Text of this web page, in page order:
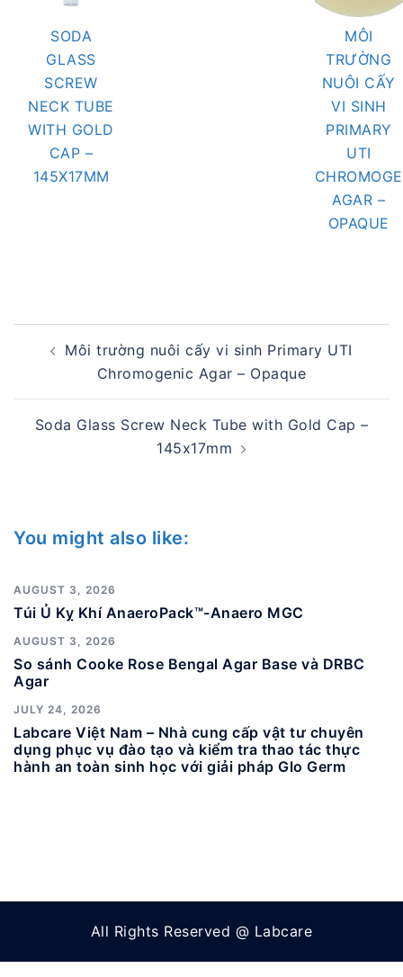
SODA
GLASS
SCREW
NECK TUBE
WITH GOLD
CAP –
145X17MM
MÔI
TRƯỜNG
NUÔI CẤY
VI SINH
PRIMARY
UTI
AGAR –
OPAQUE
navigation
Môi trường nuôi cấy vi sinh Primary UTI
Chromogenic Agar – Opaque
Soda Glass Screw Neck Tube with Gold Cap –
145x17mm
You might also like:
AUGUST 3, 2026
Túi Ủ Kỵ Khí AnaeroPack™-Anaero MGC
AUGUST 3, 2026
So sánh Cooke Rose Bengal Agar Base và DRBC
Agar
JULY 24, 2026
Labcare Việt Nam – Nhà cung cấp vật tư chuyên
dụng phục vụ đào tạo và kiểm tra thao tác thực
hành an toàn sinh học với giải pháp Glo Germ
All Rights Reserved @ Labcare